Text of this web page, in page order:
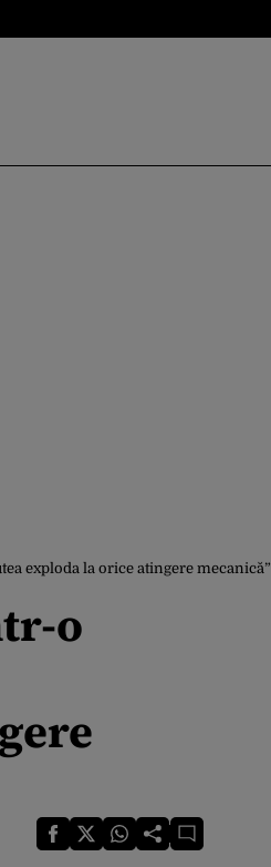
exploda la orice atingere mecanică”
o